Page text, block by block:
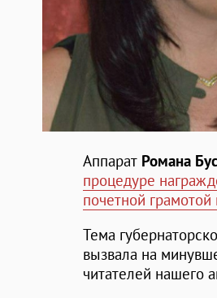
Аппарат Романа
процедуре
почетной грамотой
Тема
вызвала на
читателей нашего